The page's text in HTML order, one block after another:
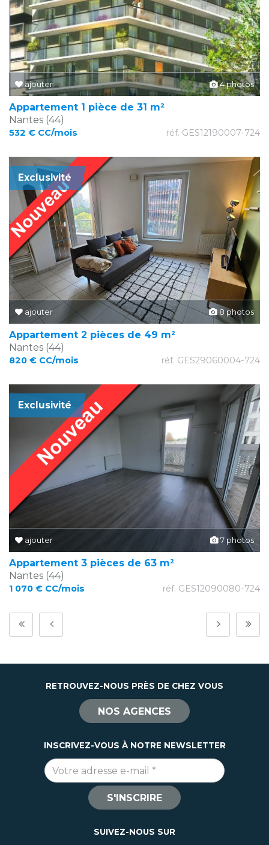
4 photos
ajouter
Appartement 1 pièce de 31 m²
Nantes (44)
532 € CC/mois réf. GES12190007-724
8 photos
ajouter
Exclusivité
Appartement 2 pièces de 49 m²
Nantes (44)
820 € CC/mois réf. GES29060004-724
7 photos
ajouter
Exclusivité
Appartement 3 pièces de 63 m²
Nantes (44)
1 070 € CC/mois réf. GES12090080-724
RETROUVEZ-NOUS PRÈS DE CHEZ VOUS
NOS AGENCES
INSCRIVEZ-VOUS À NOTRE NEWSLETTER
Adresse e-mail
S'INSCRIRE
SUIVEZ-NOUS SUR